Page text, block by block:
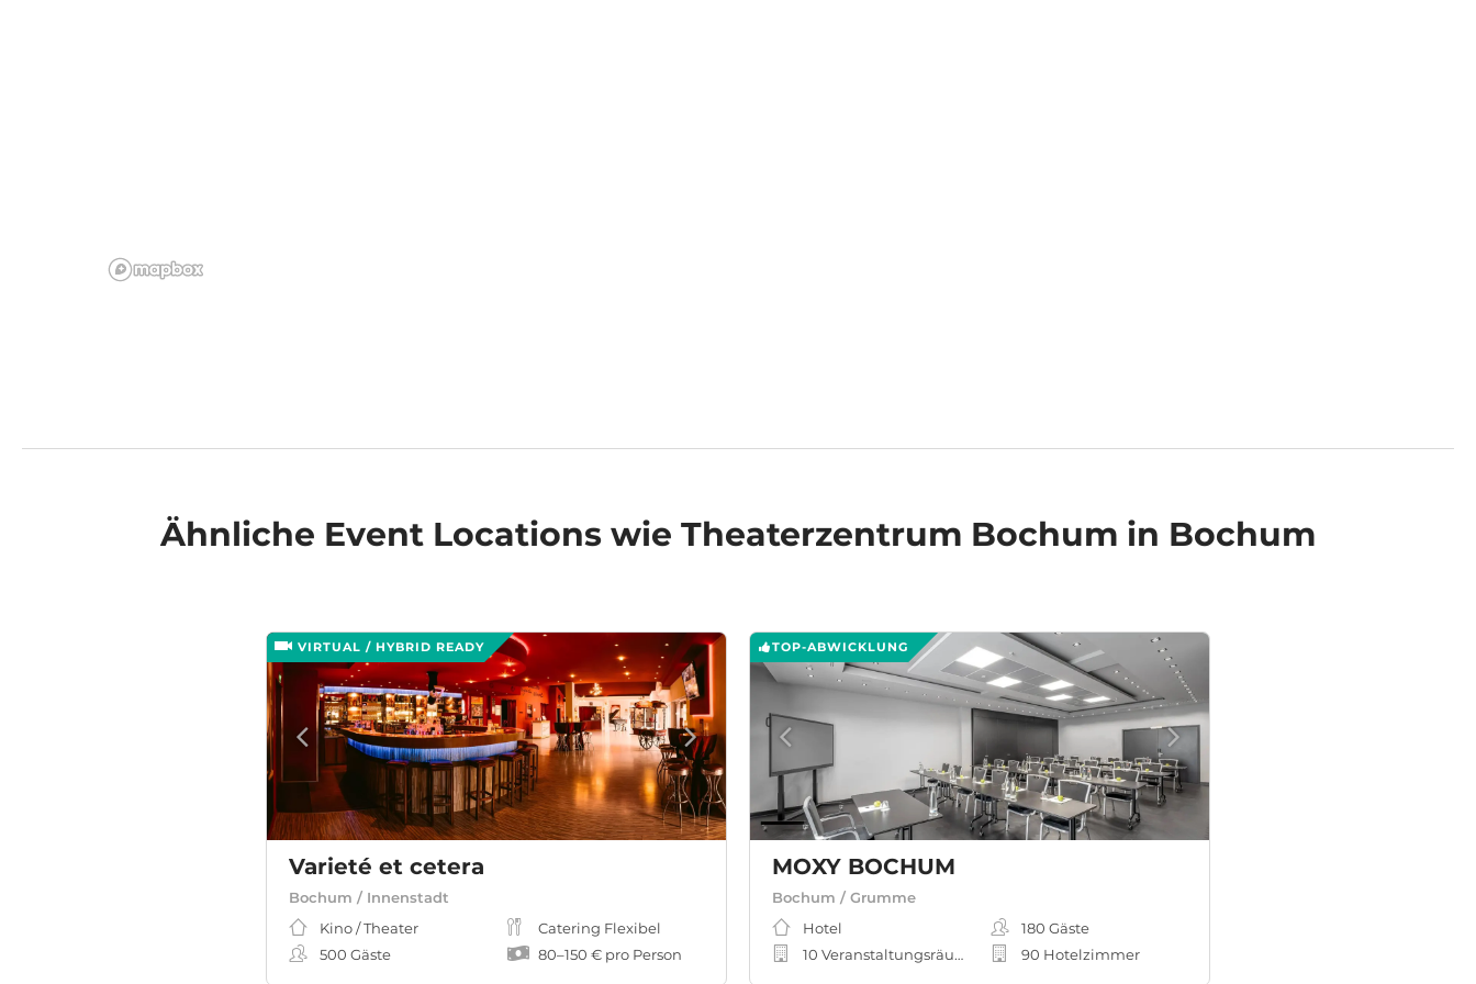
Ähnliche Event Locations wie Theaterzentrum Bochum in Bochum
VIRTUAL / HYBRID READY
Varieté et cetera
Bochum / Innenstadt
Kino / Theater
500 Gäste
Catering Flexibel
80–150 € pro Person
TOP-ABWICKLUNG
MOXY BOCHUM
Bochum / Grumme
Hotel
10 Veranstaltungsräume
180 Gäste
90 Hotelzimmer